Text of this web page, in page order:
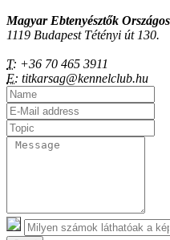
Magyar Ebtenyésztők
1119 Budapest Tétényi út 130.
T: +36 70 465 3911
E: titkarsag@kennelclub.hu